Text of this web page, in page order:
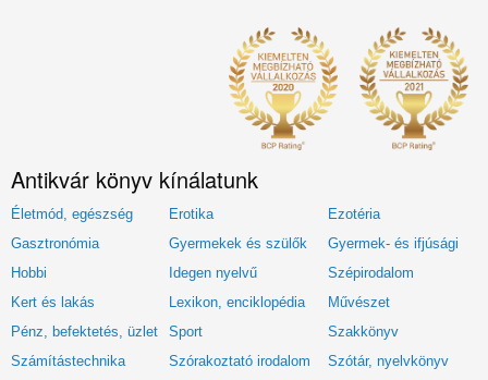
Antikvár könyv kínálatunk
Életmód, egészség Erotika
Ezotéria
Gasztronómia
Gyermekek és szülők
Gyermek- és ifjúsági
Hobbi
Idegen nyelvű
Szépirodalom
Kert és lakás
Lexikon, enciklopédia
Művészet
Pénz, befektetés, üzlet
Sport
Szakkönyv
Számítástechnika
Szórakoztató irodalom Szótár, nyelvkönyv